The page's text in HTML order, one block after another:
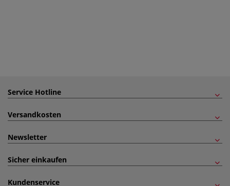
Service Hotline
Versandkosten
Newsletter
Sicher einkaufen
Kundenservice